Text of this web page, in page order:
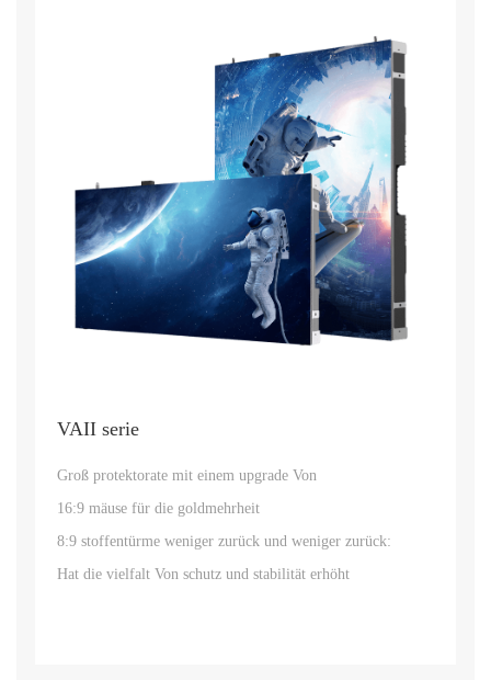
VAII serie
Groß protektorate mit einem upgrade Von
16:9 mäuse für die goldmehrheit
8:9 stoffentürme weniger zurück und weniger zurück:
Hat die vielfalt Von schutz und stabilität erhöht